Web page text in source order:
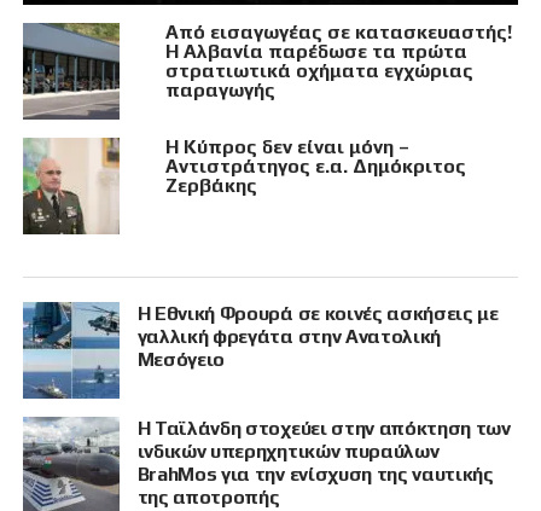
Από εισαγωγέας σε κατασκευαστής!
Η Αλβανία παρέδωσε τα πρώτα
στρατιωτικά οχήματα εγχώριας
παραγωγής
Η Κύπρος δεν είναι μόνη –
Αντιστράτηγος ε.α. Δημόκριτος
Ζερβάκης
Η Εθνική Φρουρά σε κοινές ασκήσεις με
γαλλική φρεγάτα στην Ανατολική
Μεσόγειο
Η Ταϊλάνδη στοχεύει στην απόκτηση των
ινδικών υπερηχητικών πυραύλων
BrahMos για την ενίσχυση της ναυτικής
της αποτροπής